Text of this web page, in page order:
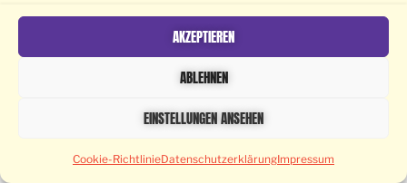
AKZEPTIEREN
ABLEHNEN
EINSTELLUNGEN ANSEHEN
Cookie-RichtlinieDatenschutzerklärungImpressum